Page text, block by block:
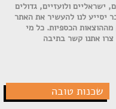
ישראליים ולועזיים, גדולים
יסייע לנו להעשיר את האתר
הכספיות. כל מי
צרו אתנו קשר בתיבה
שכנות טובה